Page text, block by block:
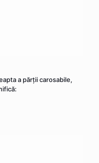
a părţii carosabile,